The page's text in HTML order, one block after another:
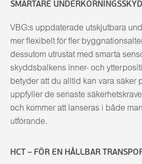
SMARTARE
VBG:s uppdaterade utskjutbara
mer flexibelt för fler
dessutom utrustat med smarta
skyddsbalkens inner- och
betyder att du alltid kan vara säker
uppfyller de senaste
och kommer att lanseras i både
utförande.
HCT – FÖR EN HÅLLBAR